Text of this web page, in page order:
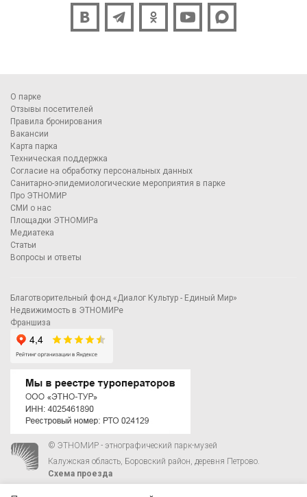
О парке
Отзывы посетителей
Правила бронирования
Вакансии
Карта парка
Техническая поддержка
Согласие на обработку персональных данных
Санитарно-эпидемиологические мероприятия в парке
Про ЭТНОМИР
СМИ о нас
Площадки ЭТНОМИРа
Медиатека
Статьи
Вопросы и ответы
Благотворительный фонд «Диалог Культур - Единый Мир»
Недвижимость в ЭТНОМИРе
Франшиза
© ЭТНОМИР - этнографический парк-музей
Калужская область, Боровский район, деревня Петрово.
Схема проезда